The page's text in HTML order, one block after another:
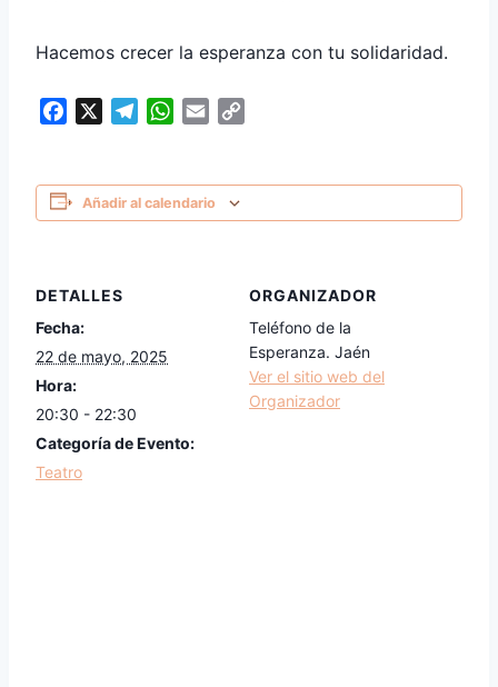
Hacemos crecer la esperanza con tu solidaridad.
Facebook TelegramWhatsApp
Email
Añadir al calendario
DETALLES
Fecha:
22 de mayo, 2025
Hora:
20:30 - 22:30
Categoría de Evento:
Teatro
ORGANIZADOR
Teléfono de la
Esperanza. Jaén
Ver el sitio web del
Organizador